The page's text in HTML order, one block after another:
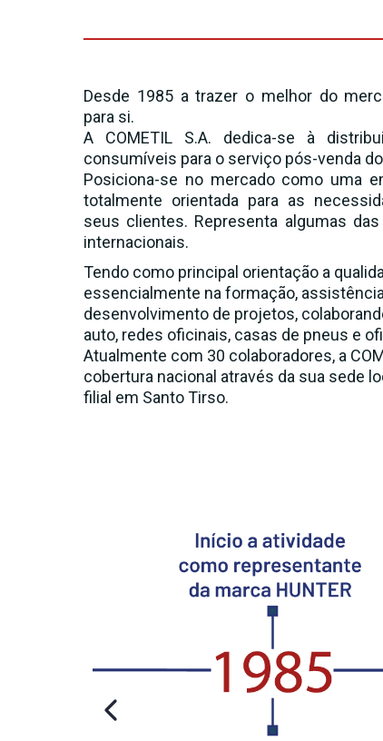
Desde 1985 a trazer o melhor do
para si.
A COMETIL S.A. dedica-se à
consumíveis para o serviço pós-venda
Posiciona-se no mercado como uma
totalmente orientada para as
seus clientes. Representa algumas
internacionais.
Tendo como principal orientação a
essencialmente na formação,
desenvolvimento de projetos,
auto, redes oficinais, casas de pneus e
Atualmente com 30 colaboradores, a
cobertura nacional através da sua sede
filial em Santo Tirso.